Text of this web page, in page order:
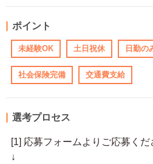
ポイント
未経験OK 土日祝休 日勤の
社会保険完備 交通費支給
選考プロセス
[1] 応募フォームよりご応募くだ
↓